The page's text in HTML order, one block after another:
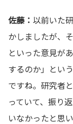
佐藤： 以前いた
かしましたが、
といった意見が
するのか」とい
ですね。研究者
っていて、振り
いなかったと思い